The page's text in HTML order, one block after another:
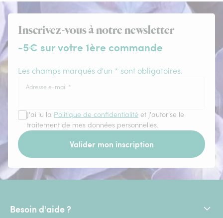
Inscrivez-vous à notre newsletter
-5€ sur votre 1ère commande
Les champs marqués d'un * sont obligatoires.
Adresse e-mail *
J'ai lu la Politique de confidentialité et j'autorise le
traitement de mes données personnelles.
Valider mon inscription
Besoin d'aide ?